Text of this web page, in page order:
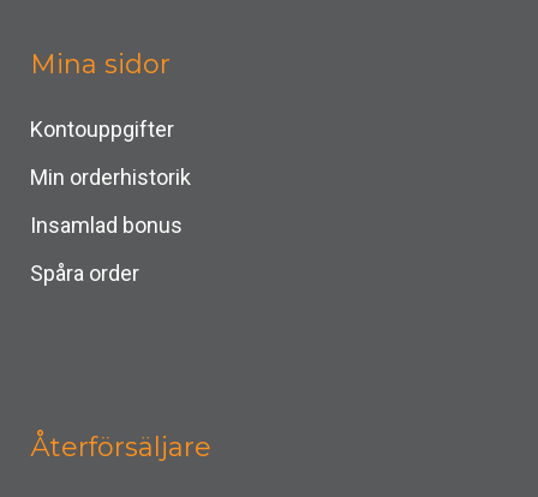
Mina sidor
Kontouppgifter
Min orderhistorik
Insamlad bonus
Spåra order
Återförsäljare